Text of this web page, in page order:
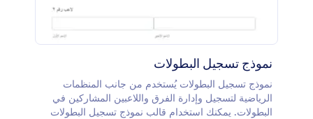
نموذج تسجيل البطولات
نموذج تسجيل البطولات يُستخدم من جانب المنظمات
الرياضية لتسجيل وإدارة الفرق واللاعبين المشاركين في
البطولات. يمكنك استخدام قالب نموذج تسجيل البطولات